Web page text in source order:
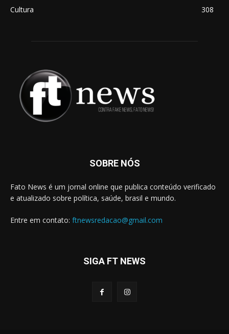
Cultura
308
SOBRE NÓS
Fato News é um jornal online que publica conteúdo verificado
e atualizado sobre política, saúde, brasil e mundo.
Entre em contato: ftnewsredacao@gmail.com
SIGA FT NEWS